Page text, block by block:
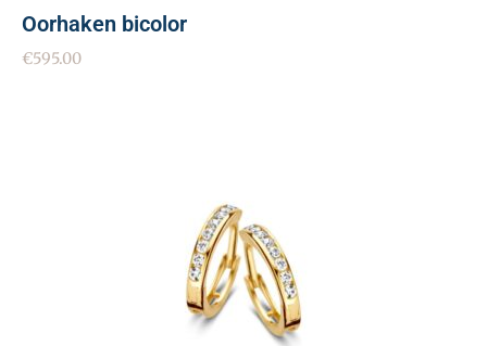
Oorhaken bicolor
€595.00